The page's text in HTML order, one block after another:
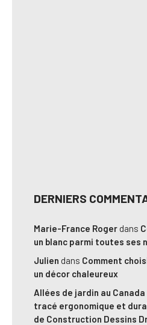
DERNIERS
Marie-France Roger dans
un blanc parmi toutes ses
Julien dans Comment
un décor chaleureux
Allées de jardin au
tracé ergonomique et
de Construction Dessins